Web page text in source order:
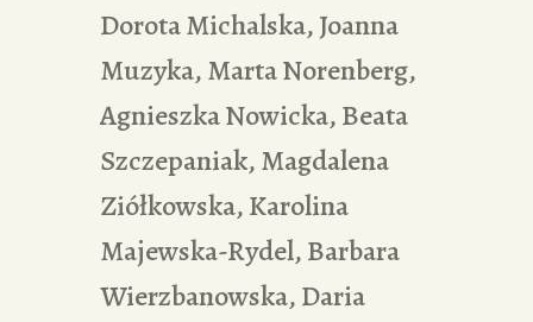
Dorota Michalska, Joanna
Muzyka, Marta Norenberg,
Agnieszka Nowicka, Beata
Szczepaniak, Magdalena
Ziółkowska, Karolina
Majewska-Rydel, Barbara
Wierzbanowska, Daria